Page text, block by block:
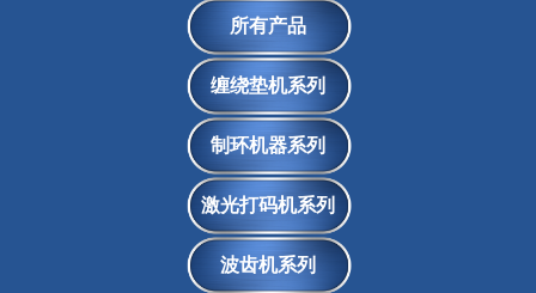
所有产品
缠绕垫机系列
制环机器系列
激光打码机系列
波齿机系列